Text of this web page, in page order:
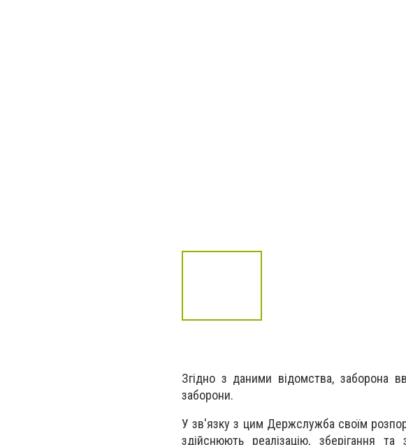
Згідно з даними відомства, заборона
заборони.
У зв'язку з цим Держслужба своїм
здійснюють реалізацію, зберігання